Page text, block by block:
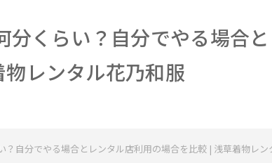
分くらい？自分でやる場合
レンタル花乃和服
？自分でやる場合とレンタル店利用の場合を比較 | 浅草着物レン